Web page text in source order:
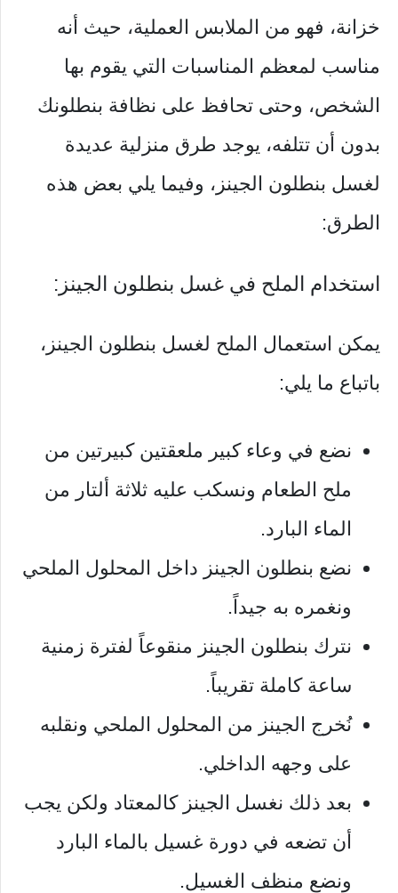
خزانة، فهو من الملابس العملية، حيث أنه
مناسب لمعظم المناسبات التي يقوم بها
الشخص، وحتى تحافظ على نظافة بنطلونك
بدون أن تتلفه، يوجد طرق منزلية عديدة
لغسل بنطلون الجينز، وفيما يلي بعض هذه
الطرق:
استخدام الملح في غسل بنطلون الجينز:
يمكن استعمال الملح لغسل بنطلون الجينز،
باتباع ما يلي:
نضع في وعاء كبير ملعقتين كبيرتين من
ملح الطعام ونسكب عليه ثلاثة ألتار من
الماء البارد.
نضع بنطلون الجينز داخل المحلول الملحي
ونغمره به جيداً.
نترك بنطلون الجينز منقوعاً لفترة زمنية
ساعة كاملة تقريباً.
نُخرج الجينز من المحلول الملحي ونقلبه
على وجهه الداخلي.
بعد ذلك نغسل الجينز كالمعتاد ولكن يجب
أن تضعه في دورة غسيل بالماء البارد
ونضع منظف الغسيل.